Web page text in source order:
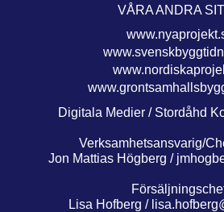
VÅRA ANDRA
Digitala Medier / Stordåhd
Verksamhetsansvarig/
Jon Mattias Högberg /
Lisa Hofberg /